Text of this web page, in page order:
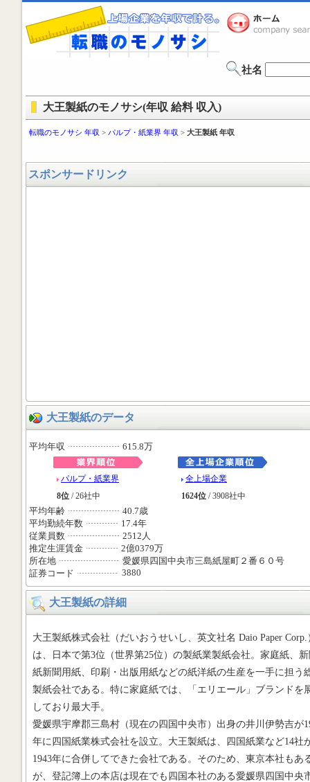
社名
大王製紙のモノサシ(年収 給料 収入)
転職のモノサシ 年収 > パルプ・紙業界 年収 > 大王製紙 年収
スポンサードリンク
大王製紙のデータ
平均年収 615.8万
パルプ・紙業界
8位 / 26社中
全上場企業
1624位 / 3908社中
平均年齢
40.7歳
平均勤続年数
17.4年
従業員数
2512人
推定生涯賃金
2億0379万
所在地
愛媛県四国中央市三島紙屋町２番６０号
証券コード
3880
大王製紙の詳細
大王製紙株式会社（だいおうせいし、英文社名 Daio Paper Corp.
は、日本で第3位（世界第25位）の製紙業製紙会社。家庭紙、
紙新聞用紙、印刷・出版用紙などの紙洋紙の生産を一手に担う
製紙会社である。特に家庭紙では、「エリエール」ブランドを
しており最大手。
愛媛県宇摩郡三島村（現在の四国中央市）出身の井川伊勢吉が
年に四国紙業株式会社を設立。大王製紙は、四国紙業など14社
1943年に合併してできた会社である。そのため、東京本社もあ
が、登記簿上の本店は現在でも四国本社のある愛媛県四国中央